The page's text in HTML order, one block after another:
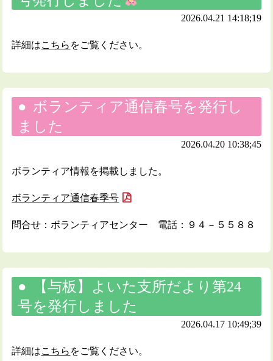
2026.04.21 14:18;19
詳細はこちら をご覧ください。
ボランティア通信春号を発行し
ました
2026.04.20 10:38;45
ボランティア情報を掲載しました。
ボランティア通信春季号
問合せ：ボランティアセンター 電話：９４－５５８８
【与板】よいた支所だより第24
号を発行しました
2026.04.17 10:49;39
詳細はこちら をご覧ください。